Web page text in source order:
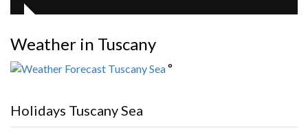
Weather in Tuscany
°
Holidays Tuscany Sea